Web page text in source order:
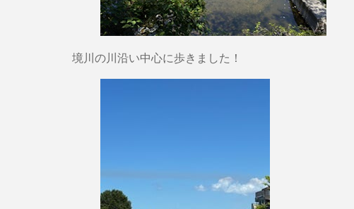
境川の川沿い中心に歩きました！